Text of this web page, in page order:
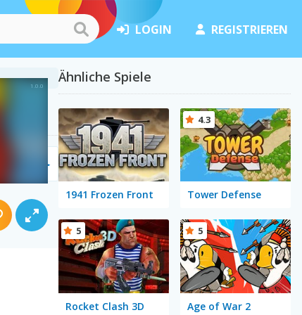
LOGIN REGISTRIEREN
Ähnliche Spiele
1941 Frozen Front Tower Defense
4.3
Rocket Clash 3D
5
Age of War 2
5